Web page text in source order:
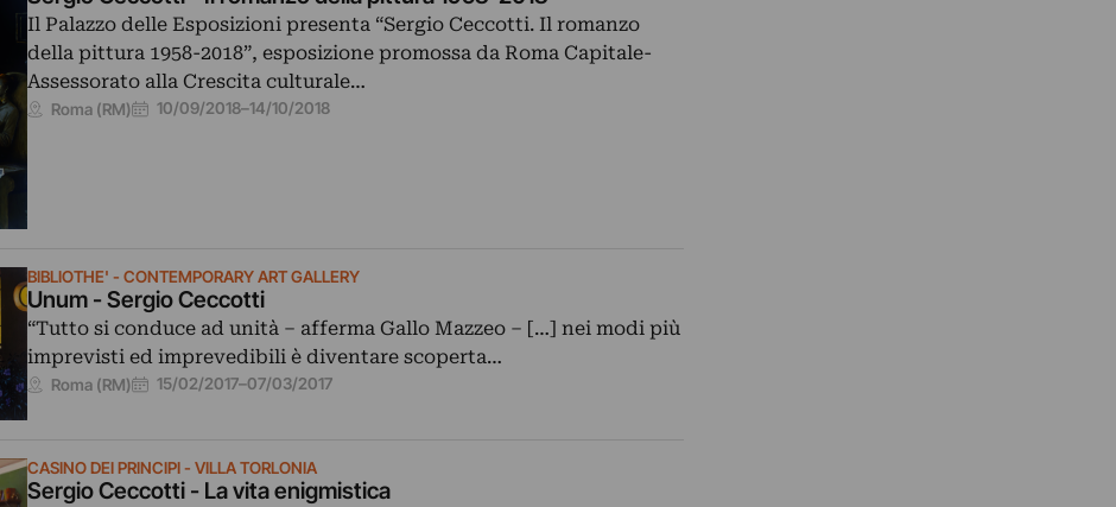
Il Palazzo delle Esposizioni presenta “Sergio Ceccotti. Il romanzo
della pittura 1958-2018”, esposizione promossa da Roma Capitale-
Assessorato alla Crescita culturale…
Roma (RM) 10/09/2018–14/10/2018
BIBLIOTHE' - CONTEMPORARY ART GALLERY
Unum - Sergio Ceccotti
“Tutto si conduce ad unità – afferma Gallo Mazzeo – […] nei modi più
imprevisti ed imprevedibili è diventare scoperta…
Roma (RM) 15/02/2017–07/03/2017
CASINO DEI PRINCIPI - VILLA TORLONIA
Sergio Ceccotti - La vita enigmistica